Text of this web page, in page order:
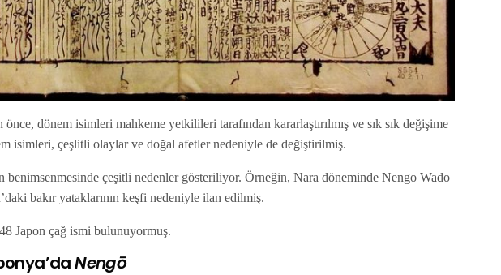
dönem isimleri mahkeme yetkilileri tarafından kararlaştırılmış ve sık sık değişime
isimleri, çeşlitli olaylar ve doğal afetler nedeniyle de değiştirilmiş.
benimsenmesinde çeşitli nedenler gösteriliyor. Örneğin, Nara döneminde Nengō Wadō
bakır yataklarının keşfi nedeniyle ilan edilmiş.
Japon çağ ismi bulunuyormuş.
Nengō